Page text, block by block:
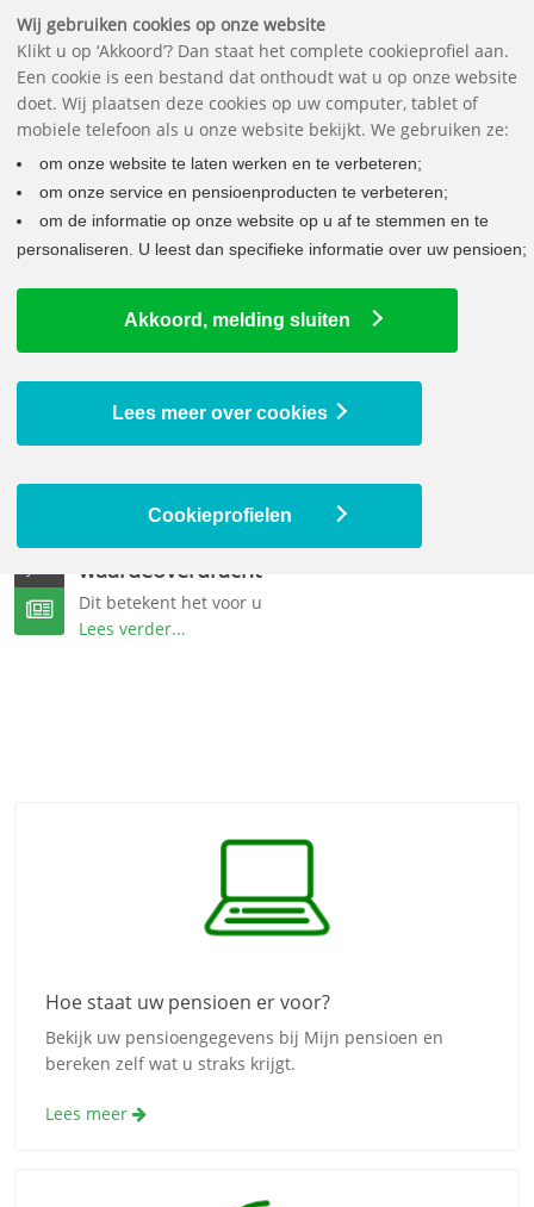
Belangrijke documenten Vragen Contact
Krijgt u een pensioenuitkering van ons? Uw
jaaropgave voor uw belastingaangifte staat
klaar in Mijn pensioen bij Mijn archief.
WORD PENSIOENWIJZER
LEER OVER UW PENSIOEN
Laatste nieuws
16
DNB gaat akkoord met collectieve
waardeoverdracht
Dit betekent het voor u
Lees verder...
Hoe staat uw pensioen er voor?
Bekijk uw pensioengegevens bij Mijn pensioen en
bereken zelf wat u straks krijgt.
Lees meer
Wij gebruiken cookies op onze website
Klikt u op ‘Akkoord’? Dan staat het complete cookieprofiel aan.
Een cookie is een bestand dat onthoudt wat u op onze website
doet. Wij plaatsen deze cookies op uw computer, tablet of
mobiele telefoon als u onze website bekijkt. We gebruiken ze:
om onze website te laten werken en te verbeteren;
om onze service en pensioenproducten te verbeteren;
om de informatie op onze website op u af te stemmen en te
personaliseren. U leest dan specifieke informatie over uw pensioen;
Akkoord, melding sluiten
Lees meer over cookies
Cookieprofielen